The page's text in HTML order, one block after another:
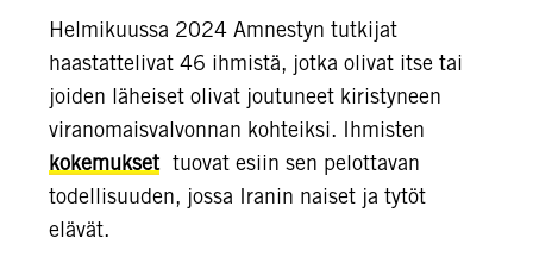
Helmikuussa 2024 Amnestyn tutkijat
haastattelivat 46 ihmistä, jotka olivat itse tai
joiden läheiset olivat joutuneet kiristyneen
viranomaisvalvonnan kohteiksi. Ihmisten
kokemukset tuovat esiin sen pelottavan
todellisuuden, jossa Iranin naiset ja tytöt
elävät.